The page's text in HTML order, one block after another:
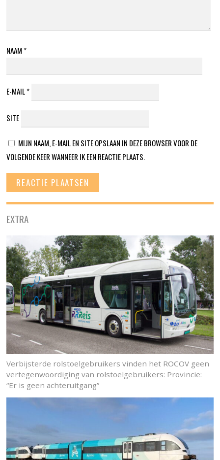
NAAM *
E-MAIL*
SITE
MIJN NAAM, E-MAIL EN SITE OPSLAAN IN DEZE BROWSER VOOR DE
VOLGENDE KEER WANNEER IK EEN REACTIE PLAATS.
EXTRA
Verbijsterde rolstoelgebruikers vinden het ROCOV geen
vertegenwoordiging van rolstoelgebruikers: Provincie:
“Er is geen achteruitgang”